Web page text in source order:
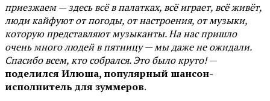
приезжаем — здесь всё в палатках, всё играет, всё живёт,
люди кайфуют от погоды, от настроения, от музыки,
которую представляют музыканты. На нас пришло
очень много людей в пятницу — мы даже не ожидали.
Спасибо всем, кто собрался. Это было круто!—
поделился Илюша, популярный шансон-
исполнитель для зуммеров.